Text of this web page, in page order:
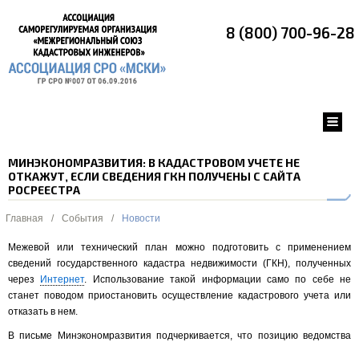
8 (800) 700-96-28
МИНЭКОНОМРАЗВИТИЯ: В КАДАСТРОВОМ УЧЕТЕ НЕ
ОТКАЖУТ, ЕСЛИ СВЕДЕНИЯ ГКН ПОЛУЧЕНЫ С САЙТА
РОСРЕЕСТРА
Главная / События / Новости
Межевой или технический план можно подготовить с применением
сведений государственного кадастра недвижимости (ГКН), полученных
через
Интернет. Использование такой информации само по себе не
станет поводом приостановить осуществление кадастрового учета или
отказать в нем.
В письме Минэкономразвития подчеркивается, что позицию ведомства